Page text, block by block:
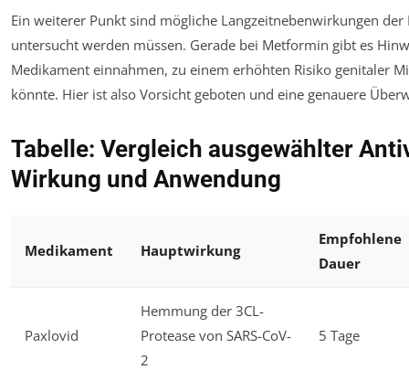
Ein weiterer Punkt sind mögliche Langzeitnebenwirkungen
untersucht werden müssen. Gerade bei Metformin gibt es
Medikament einnahmen, zu einem erhöhten Risiko genitaler
könnte. Hier ist also Vorsicht geboten und eine genauere
Tabelle: Vergleich ausgewählter
Wirkung und Anwendung
Medikament Hauptwirkung
Empfohlene
Dauer
Paxlovid
Hemmung der 3CL-
Protease von SARS-CoV-
2
5 Tage